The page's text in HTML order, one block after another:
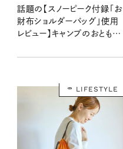
話題の【スノーピーク付録「お
財布ショルダーバッグ」使用
レビュー】キャンプのおともに
ル2026年6月号
LIFESTYLE